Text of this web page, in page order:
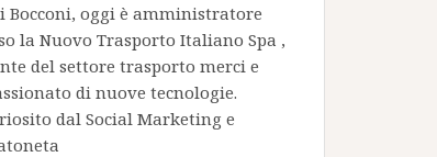
Bocconi, oggi è amministratore
la Nuovo Trasporto Italiano Spa ,
del settore trasporto merci e
di nuove tecnologie.
dal Social Marketing e